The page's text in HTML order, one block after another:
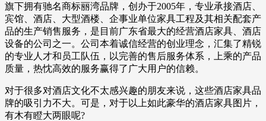
旗下拥有驰名商标丽湾品牌，创办于2005年，专业承接酒店、
宾馆、酒店、大型酒楼、企事业单位家具工程及其相关配套产
品的生产销售服务，是目前广东省最大的经营酒店家具、酒店
设备的公司之一。公司本着诚信经营的创业理念，汇集了精锐
的专业人才和员工队伍，以完善的售后服务体系，上乘的产品
质量，热忱高效的服务赢得了广大用户的信赖。
对于很多对酒店文化不太感兴趣的朋友来说，这些酒店家具品
牌的吸引力不大。可是，对于以上如此豪华的酒店家具图片，
有木有瞪大两眼呢?